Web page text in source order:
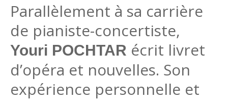
Parallèlement à sa carrière
de pianiste-concertiste,
Youri POCHTAR écrit livret
d’opéra et nouvelles. Son
expérience personnelle et